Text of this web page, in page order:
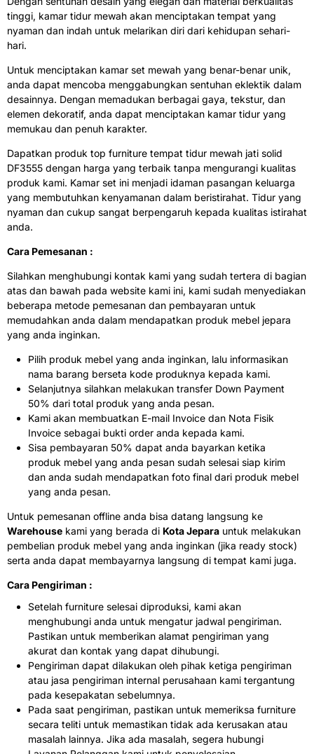
tinggi, kamar tidur mewah akan menciptakan tempat yang
nyaman dan indah untuk melarikan diri dari kehidupan sehari-
hari.
Untuk menciptakan kamar set mewah yang benar-benar unik,
anda dapat mencoba menggabungkan sentuhan eklektik dalam
desainnya. Dengan memadukan berbagai gaya, tekstur, dan
elemen dekoratif, anda dapat menciptakan kamar tidur yang
memukau dan penuh karakter.
Dapatkan produk top furniture tempat tidur mewah jati solid
DF3555 dengan harga yang terbaik tanpa mengurangi kualitas
produk kami. Kamar set ini menjadi idaman pasangan keluarga
yang membutuhkan kenyamanan dalam beristirahat. Tidur yang
nyaman dan cukup sangat berpengaruh kepada kualitas istirahat
anda.
Cara Pemesanan :
Silahkan menghubungi kontak kami yang sudah tertera di bagian
atas dan bawah pada website kami ini, kami sudah menyediakan
beberapa metode pemesanan dan pembayaran untuk
memudahkan anda dalam mendapatkan produk mebel jepara
yang anda inginkan.
Pilih produk mebel yang anda inginkan, lalu informasikan
nama barang berseta kode produknya kepada kami.
Selanjutnya silahkan melakukan transfer Down Payment
50% dari total produk yang anda pesan.
Kami akan membuatkan E-mail Invoice dan Nota Fisik
Invoice sebagai bukti order anda kepada kami.
Sisa pembayaran 50% dapat anda bayarkan ketika
produk mebel yang anda pesan sudah selesai siap kirim
dan anda sudah mendapatkan foto final dari produk mebel
yang anda pesan.
Untuk pemesanan offline anda bisa datang langsung ke
Warehouse kami yang berada di Kota Jepara untuk melakukan
pembelian produk mebel yang anda inginkan (jika ready stock)
serta anda dapat membayarnya langsung di tempat kami juga.
Cara Pengiriman :
Setelah furniture selesai diproduksi, kami akan
menghubungi anda untuk mengatur jadwal pengiriman.
Pastikan untuk memberikan alamat pengiriman yang
akurat dan kontak yang dapat dihubungi.
Pengiriman dapat dilakukan oleh pihak ketiga pengiriman
atau jasa pengiriman internal perusahaan kami tergantung
pada kesepakatan sebelumnya.
Pada saat pengiriman, pastikan untuk memeriksa furniture
secara teliti untuk memastikan tidak ada kerusakan atau
masalah lainnya. Jika ada masalah, segera hubungi